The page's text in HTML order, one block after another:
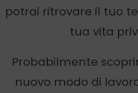
potrai ritrovare il tuo
tua vita
Probabilmente
nuovo modo di